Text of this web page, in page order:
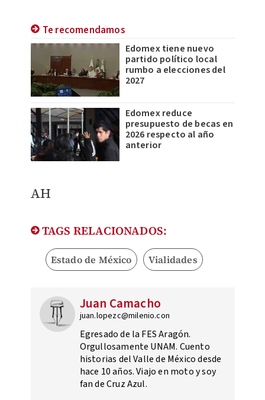
Te recomendamos
Edomex tiene nuevo
partido político local
rumbo a elecciones del
2027
Edomex reduce
presupuesto de becas en
2026 respecto al año
anterior
AH
TAGS RELACIONADOS:
Estado de México Vialidades
Juan Camacho
juan.lopezc@milenio.con
Egresado de la FES Aragón.
Orgullosamente UNAM. Cuento
historias del Valle de México desde
hace 10 años. Viajo en moto y soy
fan de Cruz Azul.